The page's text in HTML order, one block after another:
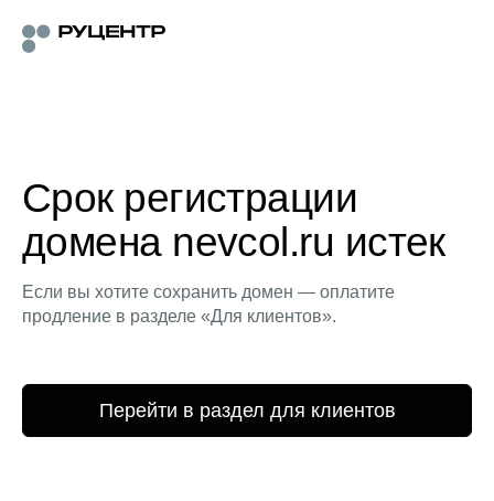
Срок регистрации
домена nevcol.ru истек
Если вы хотите сохранить домен — оплатите
продление в разделе «Для клиентов».
Перейти в раздел для клиентов